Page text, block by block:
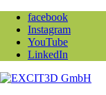
facebook
Instagram
YouTube
LinkedIn